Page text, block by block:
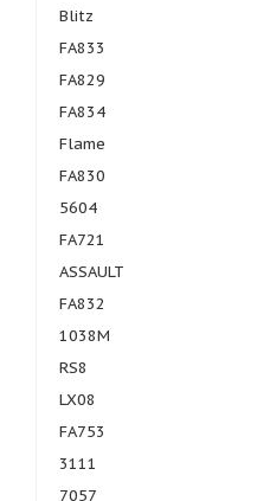
Blitz
FA833
FA829
FA834
Flame
FA830
5604
FA721
ASSAULT
FA832
1038M
RS8
LX08
FA753
3111
7057